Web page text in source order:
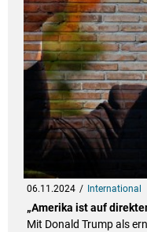
06.11.2024 International
„Amerika ist auf
Mit Donald Trump als